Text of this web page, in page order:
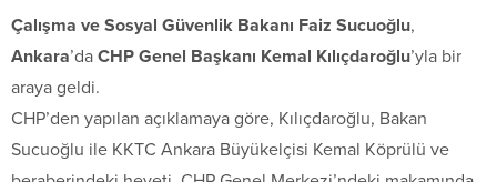
Çalışma ve Sosyal Güvenlik Bakanı Faiz Sucuoğlu,
Ankara’da CHP Genel Başkanı Kemal Kılıçdaroğlu’yla bir
araya geldi.
CHP’den yapılan açıklamaya göre, Kılıçdaroğlu, Bakan
Sucuoğlu ile KKTC Ankara Büyükelçisi Kemal Köprülü ve